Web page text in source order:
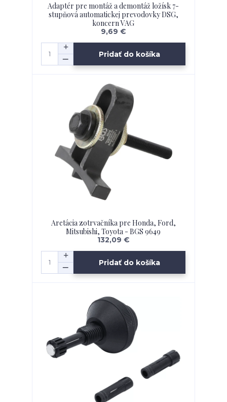
Adaptér pre montáž a demontáž ložísk 7-
stupňová automatickej prevodovky DSG,
koncern VAG
9,69 €
Pridať do košíka
Aretácia zotrvačníka pre Honda, Ford,
Mitsubishi, Toyota - BGS 9649
132,09 €
Pridať do košíka